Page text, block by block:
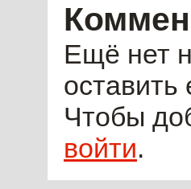
Ещё нет
оставить
Чтобы
войти.